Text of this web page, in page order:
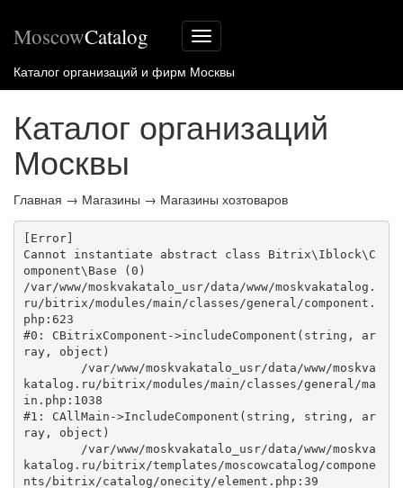
Меню
сайта
MoscowCatalog
Каталог организаций и фирм Москвы
Каталог организаций
Москвы
Главная → Магазины → Магазины хозтоваров
[Error]
Cannot instantiate abstract class Bitrix\Iblock\C
omponent\Base (0)
/var/www/moskvakatalo_usr/data/www/moskvakatalog.
ru/bitrix/modules/main/classes/general/component.
php:623
#0: CBitrixComponent->includeComponent(string, ar
ray, object)
katalog.ru/bitrix/modules/main/classes/general/ma
in.php:1038
#1: CAllMain->IncludeComponent(string, string, ar
ray, object)
katalog.ru/bitrix/templates/moscowcatalog/compone
nts/bitrix/catalog/onecity/element.php:39